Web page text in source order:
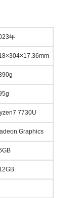
年
7730U
Graphics